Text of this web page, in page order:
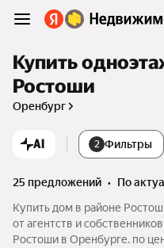
Купить
Ростоши
Оренбург
AI 2 Фильтры
25 предложений •
по
Купить дом в районе
от агентств и
Ростоши в Оренбурге. по